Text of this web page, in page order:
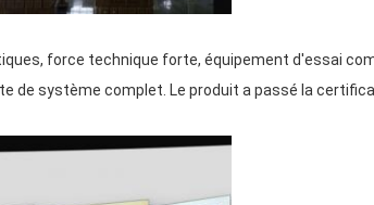
force technique forte, équipement d'essai
système complet. Le produit a passé la